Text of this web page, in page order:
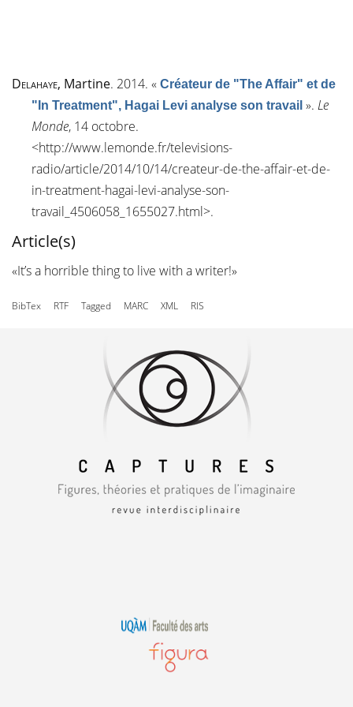
Delahaye, Martine. 2014. « Créateur de "The Affair" et de
"In Treatment", Hagai Levi analyse son travail ». Le
Monde, 14 octobre.
<http://www.lemonde.fr/televisions-
radio/article/2014/10/14/createur-de-the-affair-et-de-
in-treatment-hagai-levi-analyse-son-
travail_4506058_1655027.html>.
Article(s)
«It’s a horrible thing to live with a writer!»
BibTex RTF Tagged MARC XML RIS